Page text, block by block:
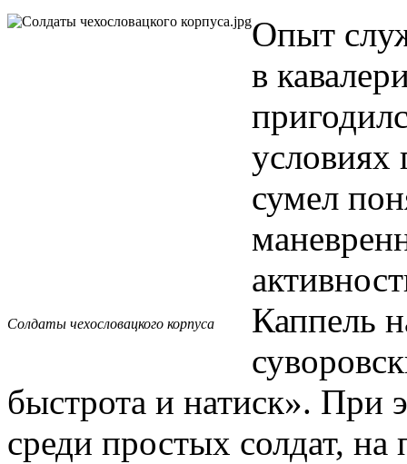
Солдаты чехословацкого корпуса
Опыт
в
сумел
Каппель
быстрота и натиск». При
среди простых солдат, на